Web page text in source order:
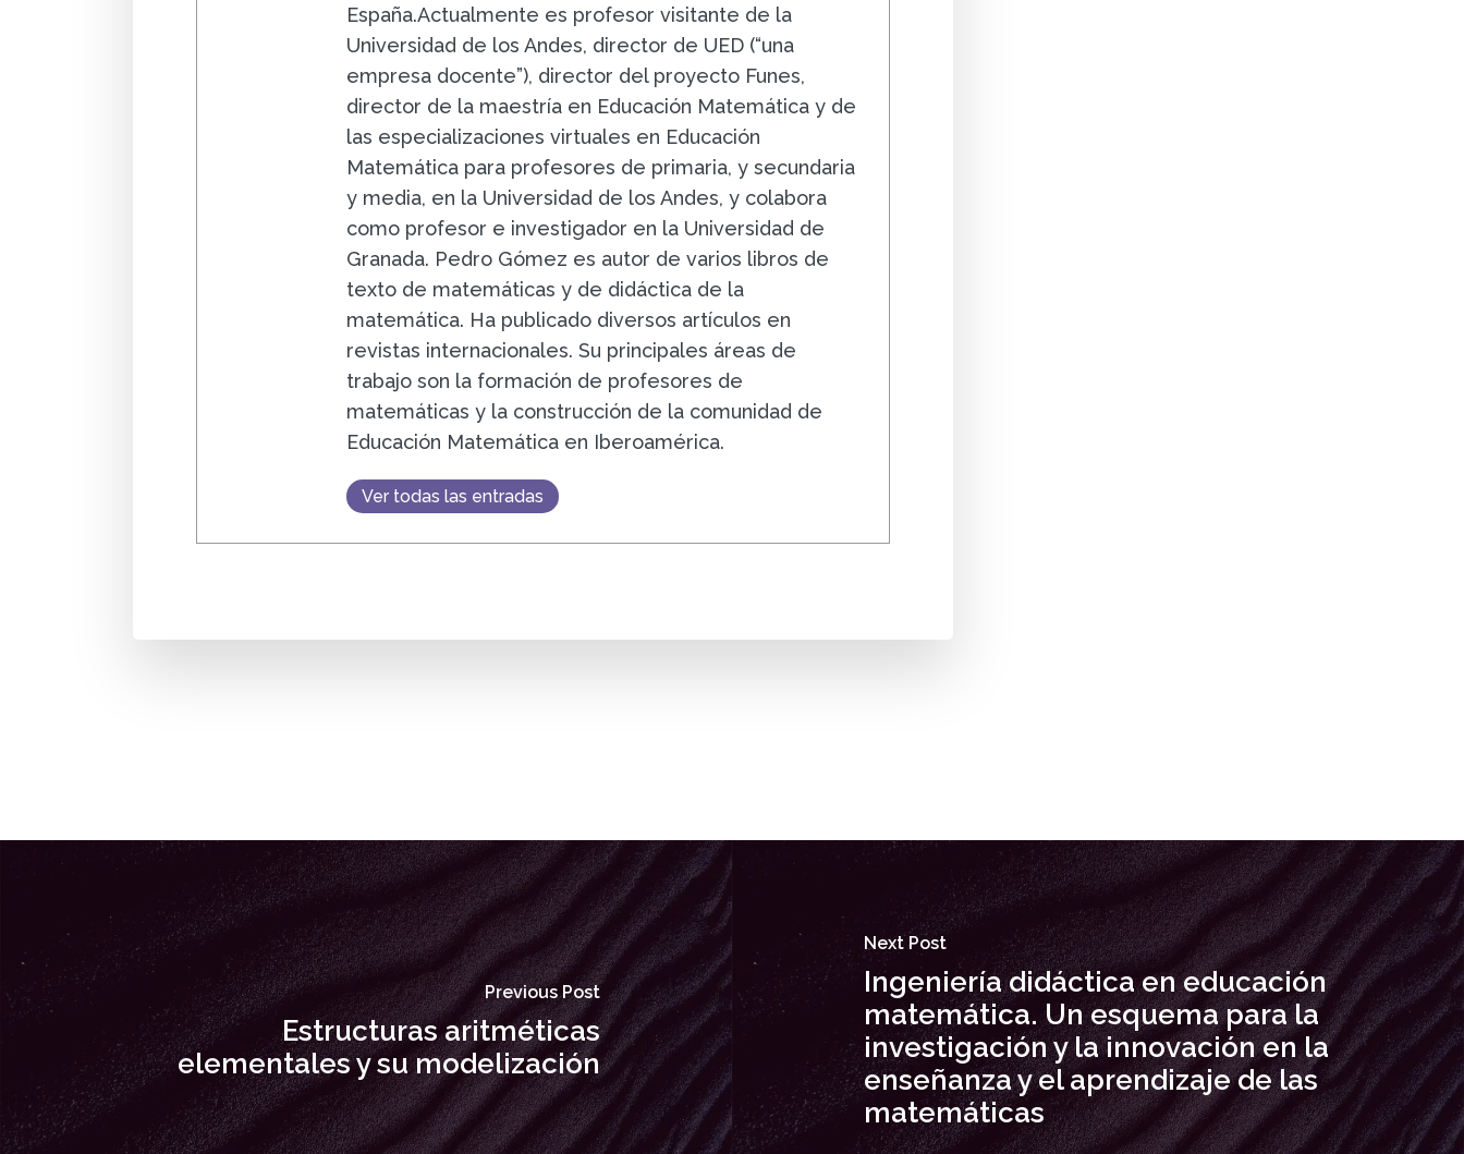
España.Actualmente es profesor visitante de la
Universidad de los Andes, director de UED (“una
empresa docente”), director del proyecto Funes,
director de la maestría en Educación Matemática y de
las especializaciones virtuales en Educación
Matemática para profesores de primaria, y secundaria
y media, en la Universidad de los Andes, y colabora
como profesor e investigador en la Universidad de
Granada. Pedro Gómez es autor de varios libros de
texto de matemáticas y de didáctica de la
matemática. Ha publicado diversos artículos en
revistas internacionales. Su principales áreas de
trabajo son la formación de profesores de
matemáticas y la construcción de la comunidad de
Educación Matemática en Iberoamérica.
Ver todas las entradas
Previous Post
Estructuras aritméticas
elementales y su modelización
Next Post
Ingeniería didáctica en educación
matemática. Un esquema para la
investigación y la innovación en la
enseñanza y el aprendizaje de las
matemáticas